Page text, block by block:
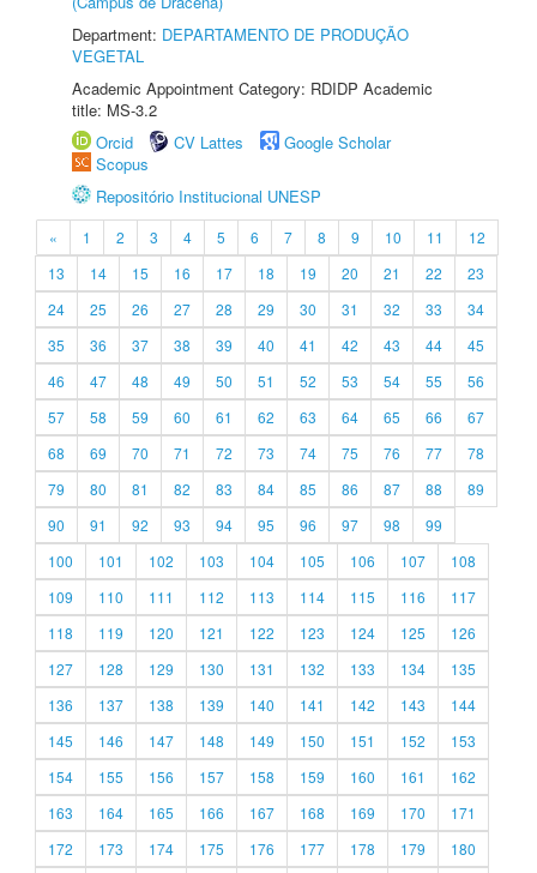
Department: DEPARTAMENTO DE PRODUÇÃO
VEGETAL
Academic Appointment Category: RDIDP Academic
title: MS-3.2
Orcid
CV Lattes
Google Scholar
Scopus
Repositório Institucional UNESP
« 1 2 3 4 5 6 7 8 9 10 11
12
13
14 15 16 17 18 19 20 21 22
23
24
25 26 27 28 29 30 31 32 33
34
35
36 37 38 39 40 41 42 43 44
45
46
47 48 49 50 51 52 53 54 55
56
57
58 59 60 61 62 63 64 65 66
67
68
69 70 71 72 73 74 75 76 77
78
79
80 81 82 83 84 85 86 87 88
89
90
91 92 93 94 95 96 97 98
99
100
101 102 103 104 105 106 107
108
109
110 111 112 113 114 115 116
117
118
119 120 121 122 123 124 125
126
127
128 129 130 131 132 133 134
135
136
137 138 139 140 141 142 143
144
145
146 147 148 149 150 151 152
153
154
155 156 157 158 159 160 161
162
163
164 165 166 167 168 169 170
171
172
173 174 175 176 177 178 179
180